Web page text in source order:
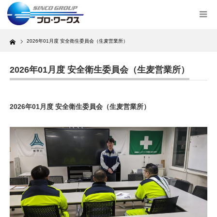
Home 2026年01月度 安全衛生委員会（生麦営業所）
2026年01月度 安全衛生委員会（生麦営業所）
2026年01月度 安全衛生委員会（生麦営業所）